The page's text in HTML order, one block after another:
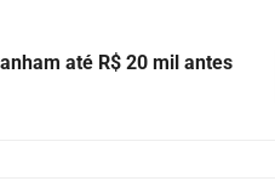
até R$ 20 mil antes